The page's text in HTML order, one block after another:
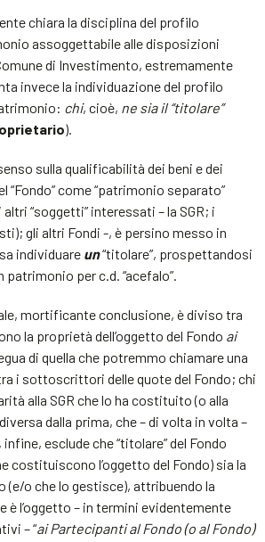
chiara la disciplina del profilo
assoggettabile alle disposizioni
di Investimento, estremamente
invece la individuazione del profilo
chi, cioè, ne sia il “titolare”
).
sulla qualificabilità dei beni e dei
come “patrimonio separato”
“soggetti” interessati – la SGR; i
gli altri Fondi -, è persino messo in
individuare un“titolare”, prospettandosi
per c.d. “acefalo”.
mortificante conclusione, è diviso tra
la proprietà dell’oggetto del Fondo ai
di quella che potremmo chiamare una
i sottoscrittori delle quote del Fondo; chi
alla SGR che lo ha costituito (o alla
dalla prima, che – di volta in volta –
infine, esclude che “titolare” del Fondo
costituiscono l’oggetto del Fondo) sia la
(e/o che lo gestisce), attribuendo la
è l’oggetto – in termini evidentemente
– “ai Partecipanti al Fondo (o al Fondo)